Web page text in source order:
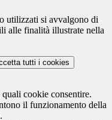
utilizzati si avvalgono di
alle finalità illustrate nella
tutti i cookies
quali cookie consentire.
il funzionamento della